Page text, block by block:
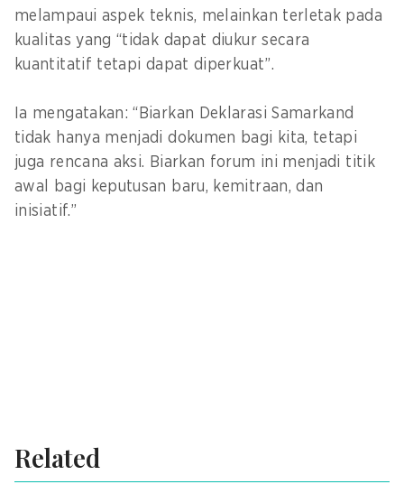
melampaui aspek teknis, melainkan terletak pada
kualitas yang “tidak dapat diukur secara
kuantitatif tetapi dapat diperkuat”.
Ia mengatakan: “Biarkan Deklarasi Samarkand
tidak hanya menjadi dokumen bagi kita, tetapi
juga rencana aksi. Biarkan forum ini menjadi titik
awal bagi keputusan baru, kemitraan, dan
inisiatif.”
Related